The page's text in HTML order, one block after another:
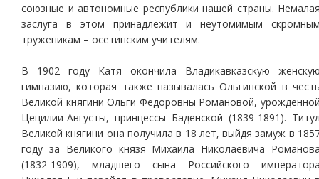
союзные и автономные республики нашей страны.
заслуга в этом принадлежит и неутомимым
труженикам – осетинским учителям.
В 1902 году Катя окончила Владикавказскую
гимназию, которая также называлась Ольгинской в
Великой княгини Ольги Фёдоровны Романовой,
Цецилии-Августы, принцессы Баденской (1839-1891).
Великой княгини она получила в 18 лет, выйдя замуж в
году за Великого князя Михаила Николаевича
(1832-1909), младшего сына Российского